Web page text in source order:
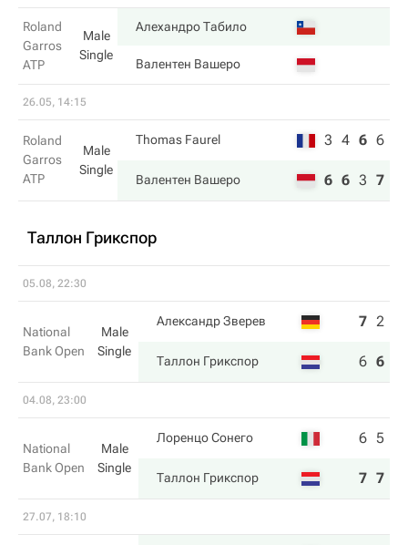
Roland
Garros
ATP
Male
Single
Алехандро Табило
Валентен Вашеро
26.05, 14:15
Roland
Garros
ATP
Male
Single
Thomas Faurel 3 4 6 6
Валентен Вашеро 6 6 3 7
Таллон Грикспор
05.08, 22:30
National
Bank Open
Male
Single
Александр Зверев 7 2
Таллон Грикспор 6 6
04.08, 23:00
National
Bank Open
Male
Single
Лоренцо Сонего 6 5
Таллон Грикспор 7 7
27.07, 18:10